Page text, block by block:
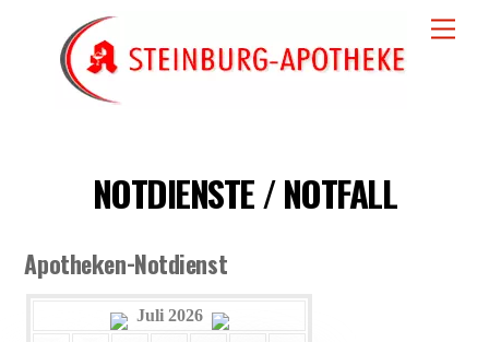
content
NOTDIENSTE / NOTFALL
Apotheken-Notdienst
Juli 2026